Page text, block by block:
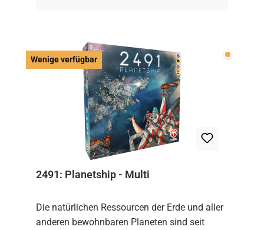
Wenige verfügbar Wenige
2491: Planetship - Multi
Die natürlichen Ressourcen der Erde und aller
anderen bewohnbaren Planeten sind seit